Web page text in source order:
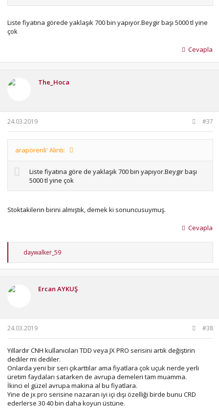
Liste fiyatına görede yaklaşık 700 bin yapıyor.Beygir başı 5000 tl yine
çok
Cevapla
The_Hoca
24.03.2019 #37
arapörenli' Alıntı:
Liste fiyatına göre de yaklaşık 700 bin yapıyor.Beygir başı
5000 tl yine çok
Stoktakilerin birini almıştık, demek ki sonuncusuymuş.
Cevapla
T
p
daywalker_59
Ercan AYKUŞ
24.03.2019 #38
Yıllardır CNH kullanıcıları TDD veya JX PRO serisini artık değiştirin
dediler mi dediler.
Onlarda yeni bir seri çıkarttılar ama fiyatlara çok uçuk nerde yerli
üretim faydaları satarken de avrupa demeleri tam muamma.
İkinci el güzel avrupa makina al bu fiyatlara.
Yine de jx pro serisine nazaran iyi içi dışı özelliği birde bunu CRD
ederlerse 30 40 bin daha koyun üstüne.